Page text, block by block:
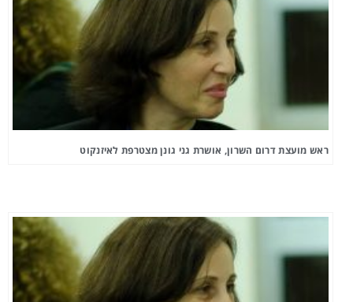
ראש מועצת דרום השרון, אושרת גני גונן מצטרפת לאיזנקוט